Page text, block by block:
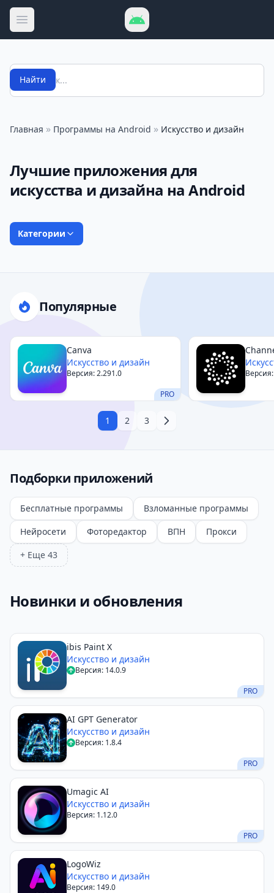
Открыть меню
Поиск
Найти
Главная » Программы на Android » Искусство и дизайн
Лучшие приложения для
искусства и дизайна на Android
Категории
Популярные
Canva
Искусство и дизайн
Версия: 2.291.0
PRO
1 2 3
Подборки приложений
Бесплатные программы
Взломанные программы
Нейросети
Фоторедактор ВПН
Прокси
+ Еще 43
Новинки и обновления
ibis Paint X
Искусство и дизайн
Версия: 14.0.9
PRO
AI GPT Generator
Искусство и дизайн
Версия: 1.8.4
PRO
Umagic AI
Искусство и дизайн
Версия: 1.12.0
PRO
LogoWiz
Искусство и дизайн
Версия: 149.0